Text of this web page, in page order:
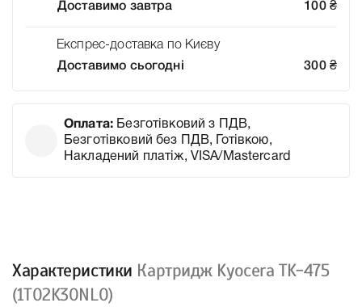
Доставимо завтра
100 ₴
Експрес-доставка по Києву
Доставимо сьогодні
300 ₴
Оплата: Безготівковий з ПДВ,
Безготівковий без ПДВ, Готівкою,
Накладений платіж, VISA/Mastercard
Характеристики Картридж Kyocera TK-475
(1T02K30NL0)